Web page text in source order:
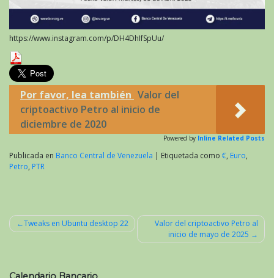
https://www.instagram.com/p/DH4DhIfSpUu/
Por favor, lea también Valor del
criptoactivo Petro al inicio de
diciembre de 2020
Powered by Inline Related Posts
Publicada en Banco Central de Venezuela | Etiquetada como €, Euro,
Petro, PTR
Tweaks en Ubuntu desktop 22
Valor del criptoactivo Petro al
inicio de mayo de 2025